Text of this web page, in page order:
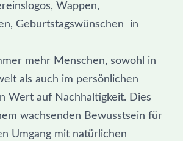
Wappen,
Geburtstagswünschen in
mehr Menschen, sowohl in
als auch im persönlichen
Wert auf Nachhaltigkeit. Dies
wachsenden Bewusstsein für
Umgang mit natürlichen